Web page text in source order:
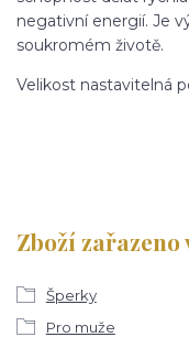
negativní energií. Je
soukromém životě.
Velikost nastavitelná
Zboží
Šperky
Pro muže